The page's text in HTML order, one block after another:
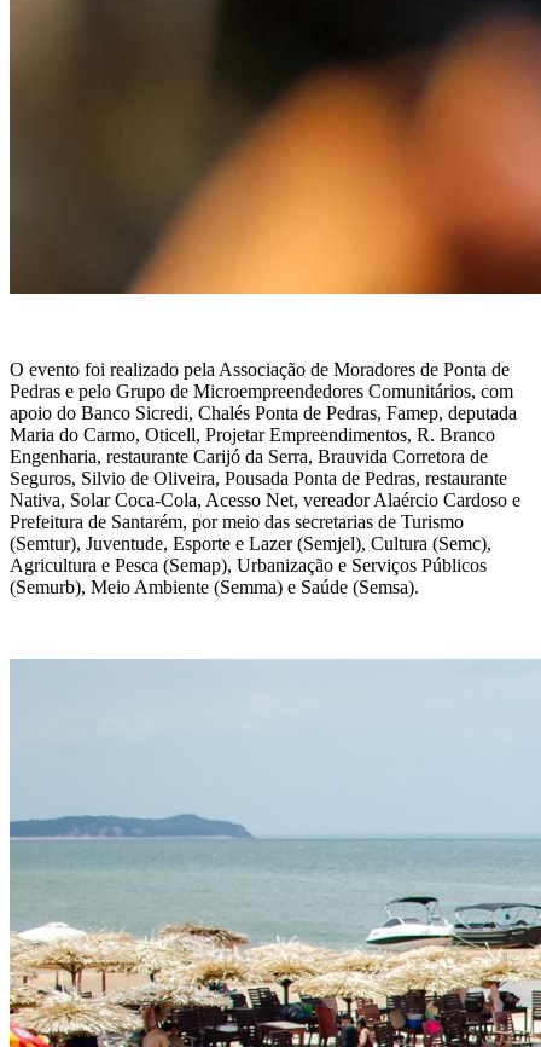
O evento foi realizado pela Associação de Moradores de Ponta de
Pedras e pelo Grupo de Microempreendedores Comunitários, com
apoio do Banco Sicredi, Chalés Ponta de Pedras, Famep, deputada
Maria do Carmo, Oticell, Projetar Empreendimentos, R. Branco
Engenharia, restaurante Carijó da Serra, Brauvida Corretora de
Seguros, Silvio de Oliveira, Pousada Ponta de Pedras, restaurante
Nativa, Solar Coca-Cola, Acesso Net, vereador Alaércio Cardoso e
Prefeitura de Santarém, por meio das secretarias de Turismo
(Semtur), Juventude, Esporte e Lazer (Semjel), Cultura (Semc),
Agricultura e Pesca (Semap), Urbanização e Serviços Públicos
(Semurb), Meio Ambiente (Semma) e Saúde (Semsa).